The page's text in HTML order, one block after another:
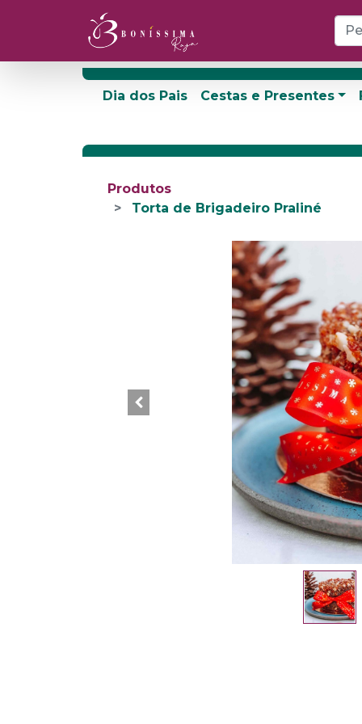
Dia dos Pais Cestas e Presentes
Produtos
Torta de Brigadeiro Praliné